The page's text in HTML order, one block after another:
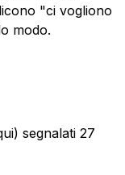
"ci vogliono
modo.
segnalati 27